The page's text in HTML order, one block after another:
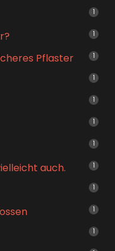
1
1
Pflaster 1
1
1
1
1
auch. 1
1
1
1